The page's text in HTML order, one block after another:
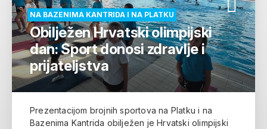
NA BAZENIMA KANTRIDA I NA PLATKU
Obilježen Hrvatski olimpijski
dan: Sport donosi zdravlje i
prijateljstva
Prezentacijom brojnih sportova na Platku i na
Bazenima Kantrida obilježen je Hrvatski olimpijski